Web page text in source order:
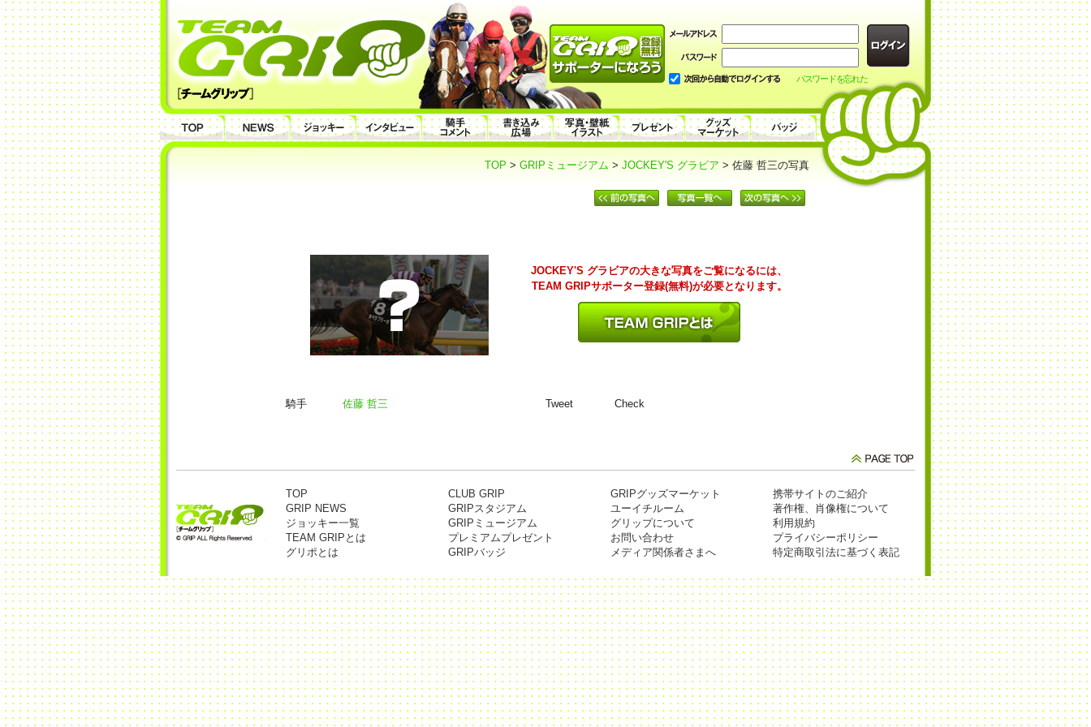
パスワードを忘れた
TOP > GRIPミュージアム > JOCKEY'S グラビア > 佐藤 哲三の写真
JOCKEY'S グラビアの大きな写真をご覧になるには、
TEAM GRIPサポーター登録(無料)が必要となります。
騎手 佐藤 哲三 Tweet Check
TOP
GRIP NEWS
ジョッキー一覧
TEAM GRIPとは
グリポとは
CLUB GRIP
GRIPスタジアム
GRIPミュージアム
プレミアムプレゼント
GRIPバッジ
GRIPグッズマーケット
ユーイチルーム
グリップについて
お問い合わせ
メディア関係者さまへ
携帯サイトのご紹介
著作権、肖像権について
利用規約
プライバシーポリシー
特定商取引法に基づく表記